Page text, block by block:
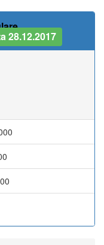
28.12.2017